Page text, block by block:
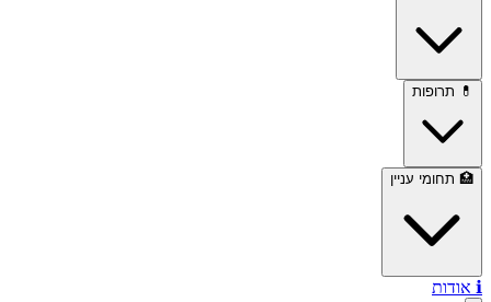
💊 תרופות
🏥 תחומי עניין
ℹ️ אודות